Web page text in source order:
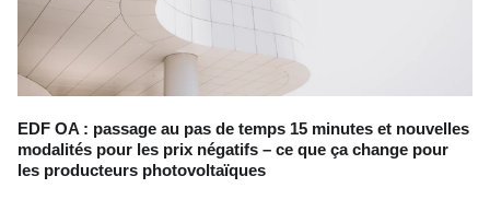
EDF OA : passage au pas de temps 15 minutes et nouvelles
modalités pour les prix négatifs – ce que ça change pour
les producteurs photovoltaïques